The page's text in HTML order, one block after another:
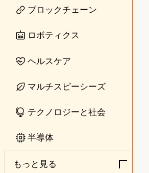
ブロックチェーン
ロボティクス
ヘルスケア
マルチスピーシーズ
テクノロジーと社会
半導体
もっと見る